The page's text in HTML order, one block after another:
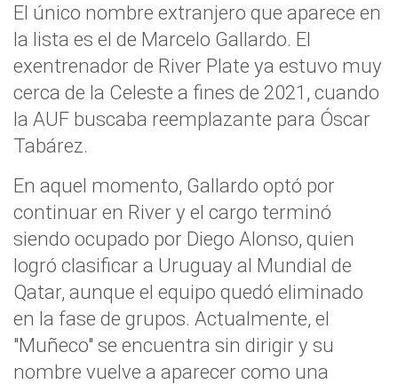
El único nombre extranjero que aparece en
la lista es el de Marcelo Gallardo. El
exentrenador de River Plate ya estuvo muy
cerca de la Celeste a fines de 2021, cuando
la AUF buscaba reemplazante para Óscar
Tabárez.
En aquel momento, Gallardo optó por
continuar en River y el cargo terminó
siendo ocupado por Diego Alonso, quien
logró clasificar a Uruguay al Mundial de
Qatar, aunque el equipo quedó eliminado
en la fase de grupos. Actualmente, el
"Muñeco" se encuentra sin dirigir y su
nombre vuelve a aparecer como una